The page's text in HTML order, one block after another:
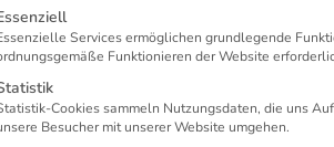
eine Liste der Service-Gruppen, für die
Services ermöglichen grundlegende
Funktionieren der Website
Cookies sammeln Nutzungsdaten, die uns
Besucher mit unserer Website umgehen.